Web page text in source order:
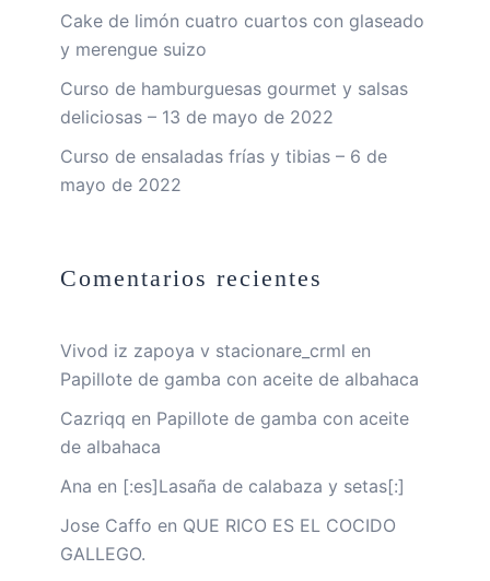
Cake de limón cuatro cuartos con glaseado
y merengue suizo
Curso de hamburguesas gourmet y salsas
deliciosas – 13 de mayo de 2022
Curso de ensaladas frías y tibias – 6 de
mayo de 2022
Comentarios recientes
Vivod iz zapoya v stacionare_crml en
Papillote de gamba con aceite de albahaca
Cazriqq en Papillote de gamba con aceite
de albahaca
Ana en [:es]Lasaña de calabaza y setas[:]
Jose Caffo en QUE RICO ES EL COCIDO
GALLEGO.